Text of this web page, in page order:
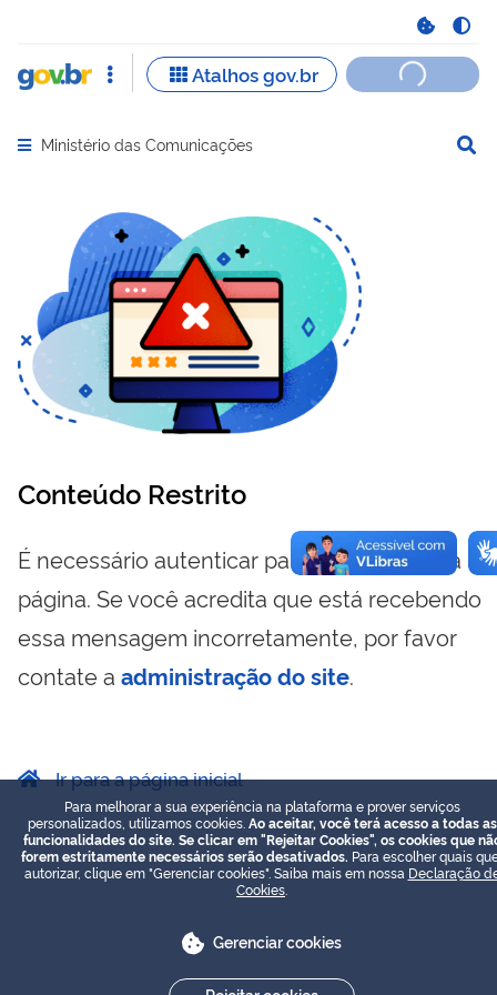
Abrir menu principal de navegação
Ministério das Comunicações
Conteúdo Restrito
É necessário autenticar para visualizar essa
página. Se você acredita que está recebendo
essa mensagem incorretamente, por favor
contate a administração do site.
Ir para a página inicial
Para melhorar a sua experiência na plataforma e prover serviços
personalizados, utilizamos cookies. Ao aceitar, você terá acesso a todas as
funcionalidades do site. Se clicar em "Rejeitar Cookies", os cookies que
forem estritamente necessários serão desativados. Para escolher quais
autorizar, clique em "Gerenciar cookies". Saiba mais em nossa Declaração
Cookies
Gerenciar cookies